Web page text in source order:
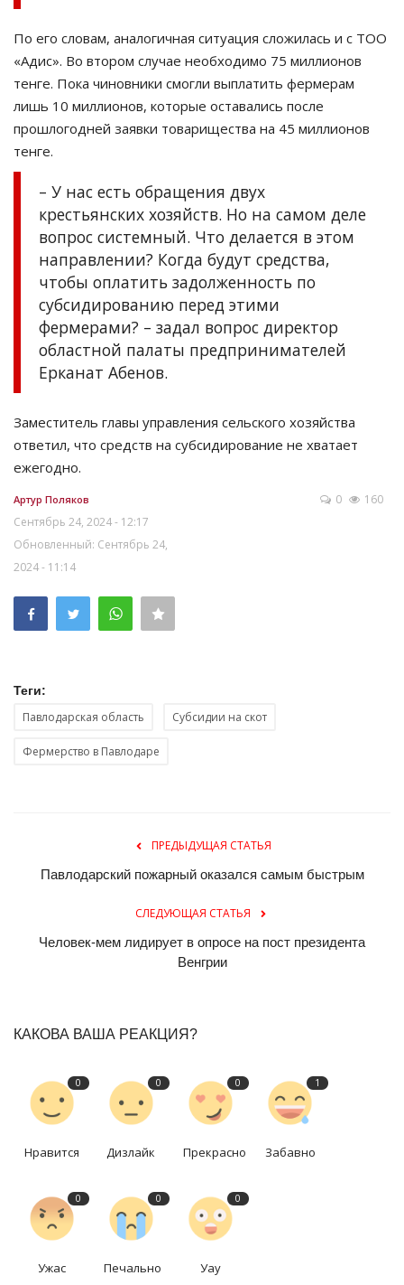
По его словам, аналогичная ситуация сложилась и с ТОО
«Адис». Во втором случае необходимо 75 миллионов
тенге. Пока чиновники смогли выплатить фермерам
лишь 10 миллионов, которые оставались после
прошлогодней заявки товарищества на 45 миллионов
тенге.
– У нас есть обращения двух
крестьянских хозяйств. Но на самом деле
вопрос системный. Что делается в этом
направлении? Когда будут средства,
чтобы оплатить задолженность по
субсидированию перед этими
фермерами? – задал вопрос директор
областной палаты предпринимателей
Ерканат Абенов.
Заместитель главы управления сельского хозяйства
ответил, что средств на субсидирование не хватает
ежегодно.
Артур Поляков
Сентябрь 24, 2024 - 12:17
Обновленный: Сентябрь 24,
2024 - 11:14
0 160
Теги:
Павлодарская область Субсидии на скот
Фермерство в Павлодаре
ПРЕДЫДУЩАЯ СТАТЬЯ
Павлодарский пожарный оказался самым быстрым
СЛЕДУЮЩАЯ СТАТЬЯ
Человек-мем лидирует в опросе на пост президента
Венгрии
КАКОВА ВАША РЕАКЦИЯ?
0
Нравится
0
Дизлайк
0
Прекрасно
1
Забавно
0
Ужас
0
Печально
0
Уау